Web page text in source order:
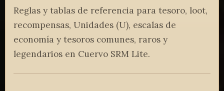
Reglas y tablas de referencia para tesoro, loot,
recompensas, Unidades (U), escalas de
economía y tesoros comunes, raros y
legendarios en Cuervo SRM Lite.